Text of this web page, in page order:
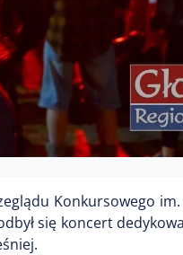
Konkursowego
się koncert